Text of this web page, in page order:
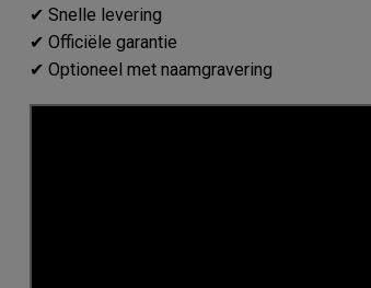
✔ Snelle levering
✔ Officiële garantie
✔ Optioneel met naamgravering